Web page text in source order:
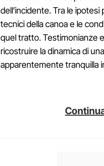
dell’incidente. Tra le
tecnici della canoa e le
quel tratto. Testimonianze
ricostruire la dinamica di
apparentemente tranquilla